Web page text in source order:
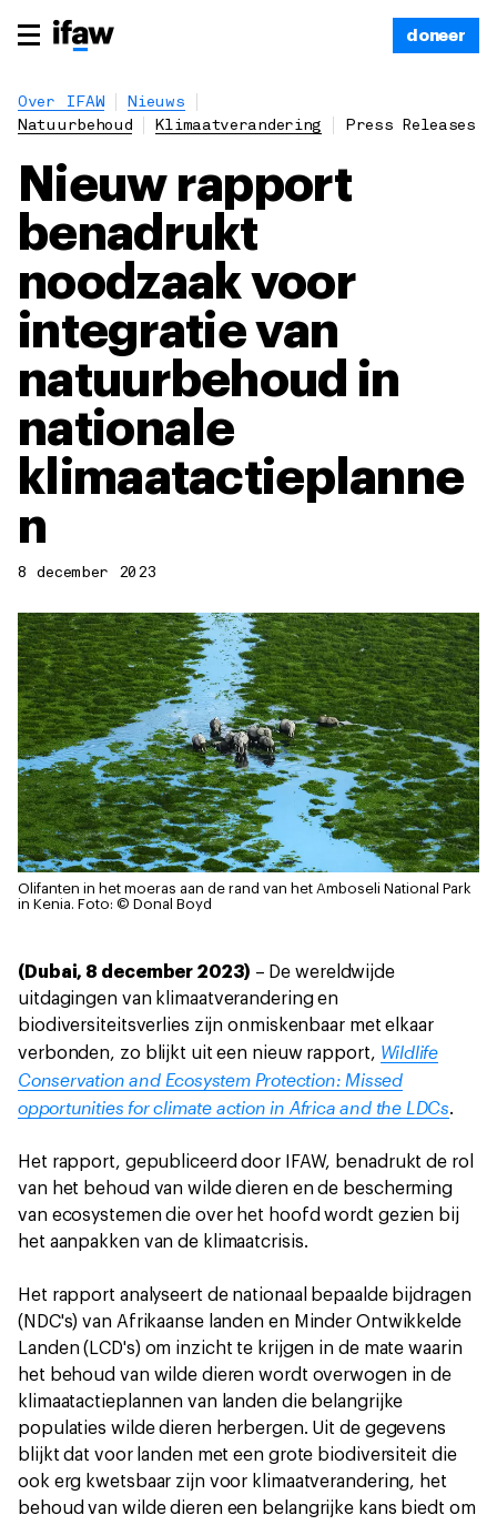
doneer
Over IFAW
Nieuws
Natuurbehoud
Klimaatverandering Press Releases
Nieuw rapport
benadrukt
noodzaak voor
integratie van
natuurbehoud in
nationale
klimaatactieplanne
n
8 december 2023
Olifanten in het moeras aan de rand van het Amboseli National Park
in Kenia. Foto: © Donal Boyd
(Dubai, 8 december 2023) – De wereldwijde
uitdagingen van klimaatverandering en
biodiversiteitsverlies zijn onmiskenbaar met elkaar
verbonden, zo blijkt uit een nieuw rapport, Wildlife
Conservation and Ecosystem Protection: Missed
opportunities for climate action in Africa and the LDCs.
Het rapport, gepubliceerd door IFAW, benadrukt de rol
van het behoud van wilde dieren en de bescherming
van ecosystemen die over het hoofd wordt gezien bij
het aanpakken van de klimaatcrisis.
Het rapport analyseert de nationaal bepaalde bijdragen
(NDC's) van Afrikaanse landen en Minder Ontwikkelde
Landen (LCD's) om inzicht te krijgen in de mate waarin
het behoud van wilde dieren wordt overwogen in de
klimaatactieplannen van landen die belangrijke
populaties wilde dieren herbergen. Uit de gegevens
blijkt dat voor landen met een grote biodiversiteit die
ook erg kwetsbaar zijn voor klimaatverandering, het
behoud van wilde dieren een belangrijke kans biedt om